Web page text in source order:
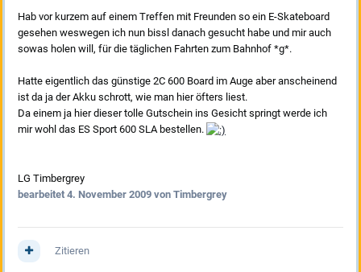
Hab vor kurzem auf einem Treffen mit Freunden so ein E-Skateboard
gesehen weswegen ich nun bissl danach gesucht habe und mir auch
sowas holen will, für die täglichen Fahrten zum Bahnhof *g*.
Hatte eigentlich das günstige 2C 600 Board im Auge aber anscheinend
ist da ja der Akku schrott, wie man hier öfters liest.
Da einem ja hier dieser tolle Gutschein ins Gesicht springt werde ich
mir wohl das ES Sport 600 SLA bestellen.
LG Timbergrey
bearbeitet 4. November 2009 von Timbergrey
Zitieren